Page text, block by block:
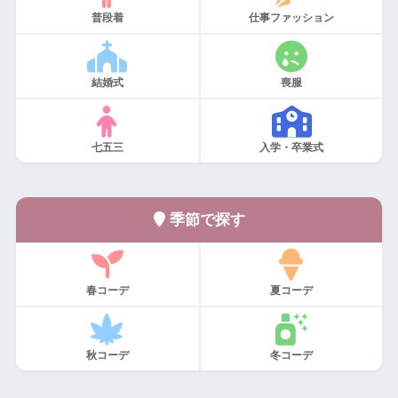
普段着 仕事ファッション
結婚式 喪服
七五三 入学・卒業式
季節で探す
春コーデ 夏コーデ
秋コーデ 冬コーデ